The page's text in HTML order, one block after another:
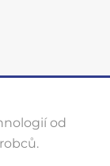
od